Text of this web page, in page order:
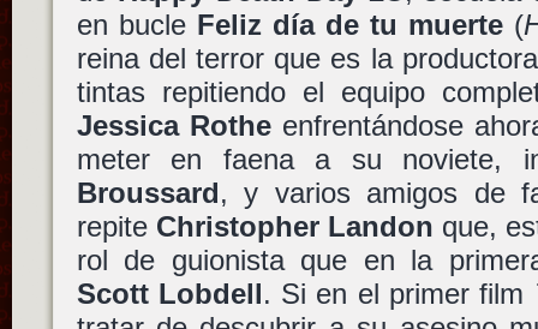
en bucle Feliz día de tu muerte (
reina del terror que es la
tintas repitiendo el equipo
Jessica Rotheenfrentándose
meter en faena a su noviete,
Broussard, y varios amigos de
repite Christopher Landon que,
rol de guionista que en la
Scott Lobdell. Si en el primer film